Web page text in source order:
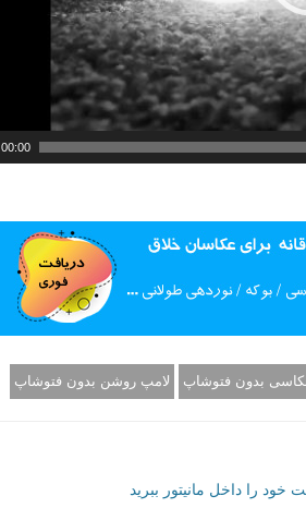
00:00
بدون فتوشاپ لامپ روشن بدون فتوشاپ
را داخل مانیتور ببرید